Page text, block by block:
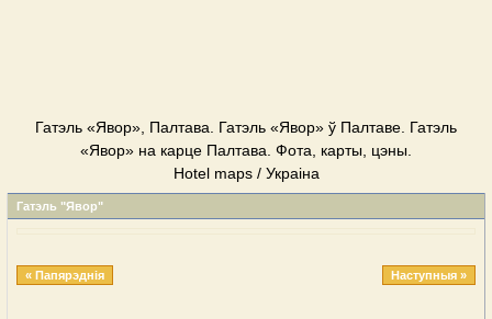
Гатэль «Явор», Палтава. Гатэль «Явор» ў Палтаве. Гатэль
«Явор» на карце Палтава. Фота, карты, цэны.
Hotel maps / Украіна
Гатэль "Явор"
« Папярэднія Наступныя »